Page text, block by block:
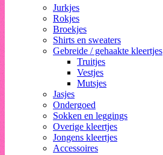
Jurkjes
Rokjes
Broekjes
Shirts en sweaters
Gebreide / gehaakte kleertjes
Truitjes
Vestjes
Mutsjes
Jasjes
Ondergoed
Sokken en leggings
Overige kleertjes
Jongens kleertjes
Accessoires